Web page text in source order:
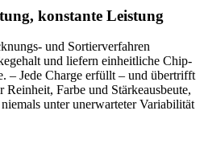
konstante Leistung
und Sortierverfahren
und liefern einheitliche Chip-
– Jede Charge erfüllt – und übertrifft
Farbe und Stärkeausbeute,
unter unerwarteter Variabilität